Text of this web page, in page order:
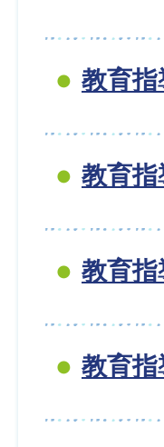
教育
教育
教育
教育